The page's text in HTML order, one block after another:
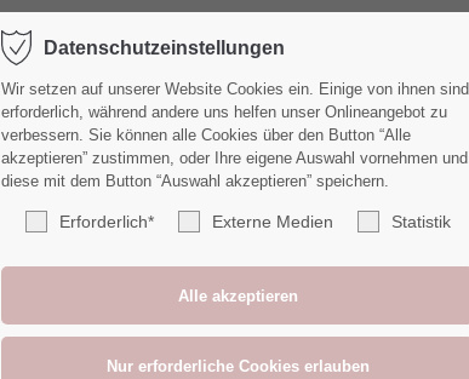
Blog
Datenschutzeinstellungen
Wir setzen auf unserer Website Cookies ein. Einige von ihnen sind
erforderlich, während andere uns helfen unser Onlineangebot zu
verbessern. Sie können alle Cookies über den Button “Alle
akzeptieren” zustimmen, oder Ihre eigene Auswahl vornehmen und
diese mit dem Button “Auswahl akzeptieren” speichern.
Erforderlich* Externe Medien Statistik